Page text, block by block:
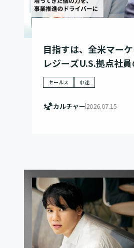
目指すは、全米マー
レジーズU.S.拠点社
セールス 中途
カルチャー2026.07.15